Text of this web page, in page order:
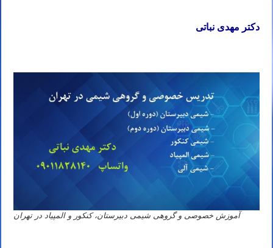
دکتر مهدی نباتی
آموزش خصوصی و گروهی شیمی دبیرستان، کنکور و المپیاد در تهران